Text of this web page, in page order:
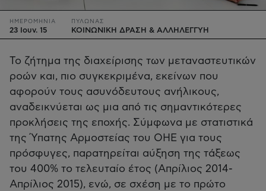
ΗΜΕΡΟΜΗΝΙΑ
23 Ιουν. 15
ΠΥΛΩΝΑΣ
ΚΟΙΝΩΝΙΚΗ ΔΡΑΣΗ & ΑΛΛΗΛΕΓΓΥΗ
Το ζήτημα της διαχείρισης των μεταναστευτικών
ροών και, πιο συγκεκριμένα, εκείνων που
αφορούν τους ασυνόδευτους ανήλικους,
αναδεικνύεται ως μια από τις σημαντικότερες
προκλήσεις της εποχής. Σύμφωνα με στατιστικά
της Ύπατης Αρμοστείας του ΟΗΕ για τους
πρόσφυγες, παρατηρείται αύξηση της τάξεως
του 400% το τελευταίο έτος (Απρίλιος 2014-
Απρίλιος 2015), ενώ, σε σχέση με το πρώτο